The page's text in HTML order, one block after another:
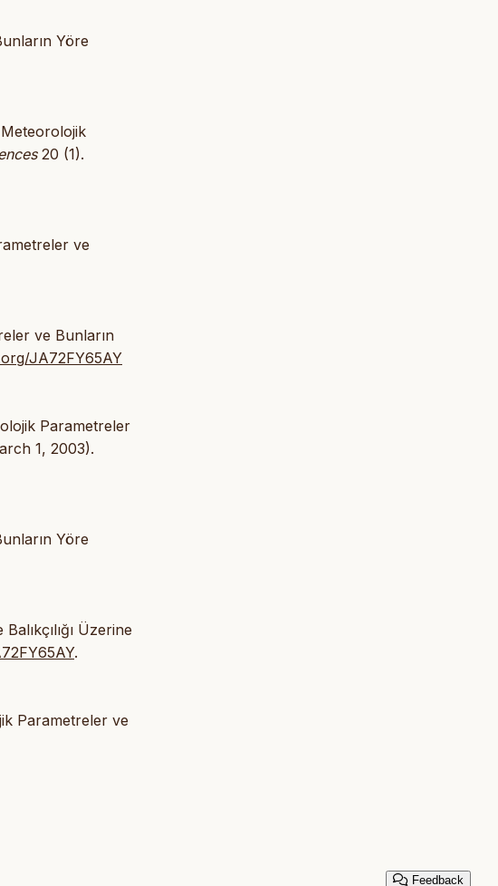
Yöre
20 (1).
ve
ve Bunların
JA72FY65AY
Parametreler
1, 2003).
Yöre
Üzerine
.
Parametreler ve
Feedback